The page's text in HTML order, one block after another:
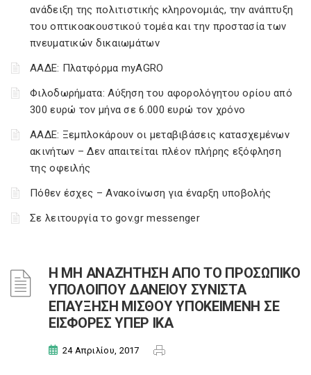
ανάδειξη της πολιτιστικής κληρονομιάς, την ανάπτυξη
του οπτικοακουστικού τομέα και την προστασία των
πνευματικών δικαιωμάτων
ΑΑΔΕ: Πλατφόρμα myAGRO
Φιλοδωρήματα: Αύξηση του αφορολόγητου ορίου από
300 ευρώ τον μήνα σε 6.000 ευρώ τον χρόνο
ΑΑΔΕ: Ξεμπλοκάρουν οι μεταβιβάσεις κατασχεμένων
ακινήτων – Δεν απαιτείται πλέον πλήρης εξόφληση
της οφειλής
Πόθεν έσχες – Ανακοίνωση για έναρξη υποβολής
Σε λειτουργία το gov.gr messenger
Η ΜΗ ΑΝΑΖΗΤΗΣΗ ΑΠΟ ΤΟ ΠΡΟΣΩΠΙΚΟ
ΥΠΟΛΟΙΠΟΥ ΔΑΝΕΙΟΥ ΣΥΝΙΣΤΑ
ΕΠΑΥΞΗΣΗ ΜΙΣΘΟΥ ΥΠΟΚΕΙΜΕΝΗ ΣΕ
ΕΙΣΦΟΡΕΣ ΥΠΕΡ ΙΚΑ
24 Απριλίου, 2017